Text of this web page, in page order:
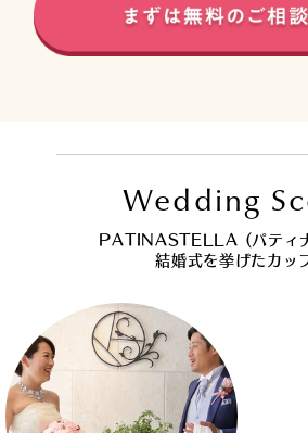
Wedding
PATINASTELLA (パティ
結婚式を挙げたカッ